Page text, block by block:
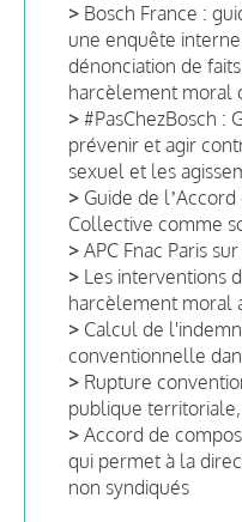
> Bosch France :
une enquête
dénonciation de
harcèlement moral
> #PasChezBosch :
prévenir et agir
sexuel et les
> Guide de
Collective comme
> APC Fnac Paris
> Les interventions
harcèlement moral
> Calcul de
conventionnelle
> Rupture
publique
> Accord de
qui permet à la
non syndiqués